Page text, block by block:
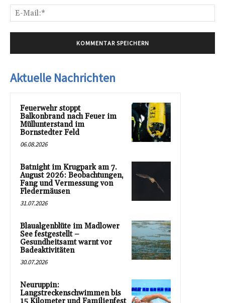
Aktuelle Nachrichten
Feuerwehr stoppt
Balkonbrand nach Feuer im
Müllunterstand im
Bornstedter Feld
06.08.2026
Batnight im Krugpark am 7.
August 2026: Beobachtungen,
Fang und Vermessung von
Fledermäusen
31.07.2026
Blaualgenblüte im Madlower
See festgestellt –
Gesundheitsamt warnt vor
Badeaktivitäten
30.07.2026
Neuruppin:
Langstreckenschwimmen bis